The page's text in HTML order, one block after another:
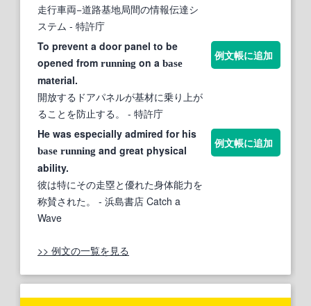
走行車両−道路基地局間の情報伝達シ
ステム - 特許庁
To prevent a door panel to be
opened from running on a base
material.
開放するドアパネルが基材に乗り上が
ることを防止する。
- 特許庁
例文帳に追加
He was especially admired for his
base running and great physical
ability.
彼は特にその走塁と優れた身体能力を
称賛された。
- 浜島書店 Catch a
Wave
例文帳に追加
>> 例文の一覧を見る